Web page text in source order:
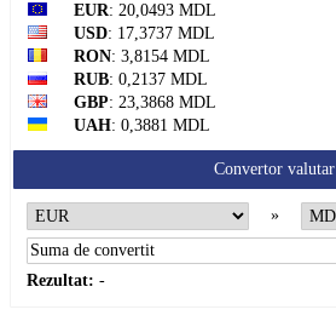
EUR: 20,0493 MDL
USD: 17,3737 MDL
RON: 3,8154 MDL
RUB: 0,2137 MDL
GBP: 23,3868 MDL
UAH: 0,3881 MDL
Convertor valutar
»
Rezultat: -